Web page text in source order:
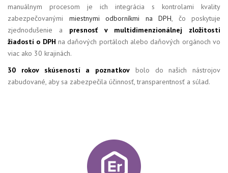
manuálnym procesom je ich integrácia s kontrolami kvality
zabezpečovanými miestnymi odborníkmi na DPH, čo poskytuje
zjednodušenie a presnosť v multidimenzionálnej zložitosti
žiadostí o DPH na daňových portáloch alebo daňových orgánoch vo
viac ako 30 krajinách.
30 rokov skúseností a poznatkov bolo do našich nástrojov
zabudované, aby sa zabezpečila účinnosť, transparentnosť a súlad.